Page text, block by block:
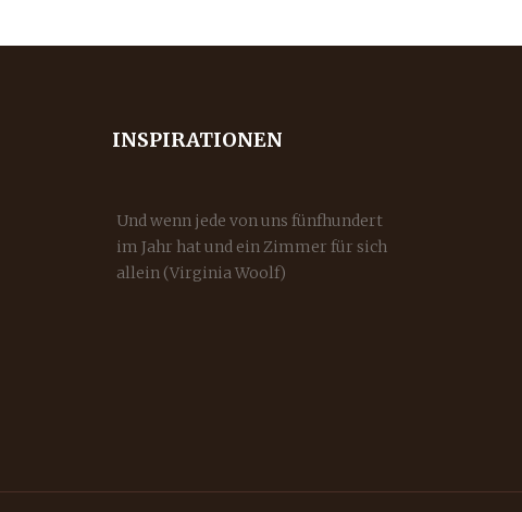
INSPIRATIONEN
Und wenn jede von uns fünfhundert
im Jahr hat und ein Zimmer für sich
allein (Virginia Woolf)